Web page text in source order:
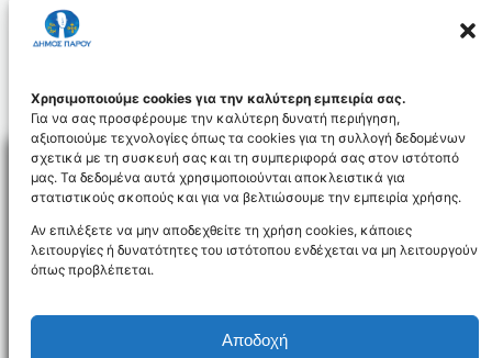
Χρησιμοποιούμε cookies για την καλύτερη εμπειρία σας.
Για να σας προσφέρουμε την καλύτερη δυνατή περιήγηση,
αξιοποιούμε τεχνολογίες όπως τα cookies για τη συλλογή δεδομένων
σχετικά με τη συσκευή σας και τη συμπεριφορά σας στον ιστότοπό
μας. Τα δεδομένα αυτά χρησιμοποιούνται αποκλειστικά για
στατιστικούς σκοπούς και για να βελτιώσουμε την εμπειρία χρήσης.
Αν επιλέξετε να μην αποδεχθείτε τη χρήση cookies, κάποιες
λειτουργίες ή δυνατότητες του ιστότοπου ενδέχεται να μη λειτουργούν
όπως προβλέπεται.
Αποδοχή
NEWSLETTER